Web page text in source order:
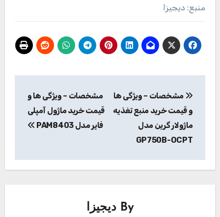
منبع: دیجیزا
نوشته
مشخصات – ویژگی ها
و قیمت خرید منبع تغذیه
ماژولار گرین مدل
GP750B-OCPT
مشخصات – ویژگی ها و
قیمت خرید ماژول آمپلی
فایر مدل PAM8403
By دیجیزا